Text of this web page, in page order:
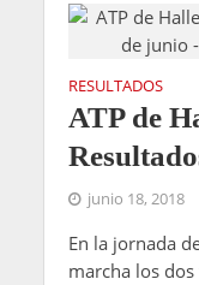
RESULTADOS
ATP de
junio 18, 2018
En la jornada
marcha los